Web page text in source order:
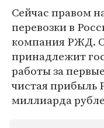
Сейчас правом
перевозки в
компания РЖД.
принадлежит
работы за
чистая прибыль
миллиарда